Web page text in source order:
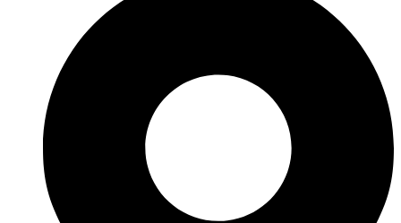
KUTIJE I KESICE
KONZOLE
DŽOJSTICI